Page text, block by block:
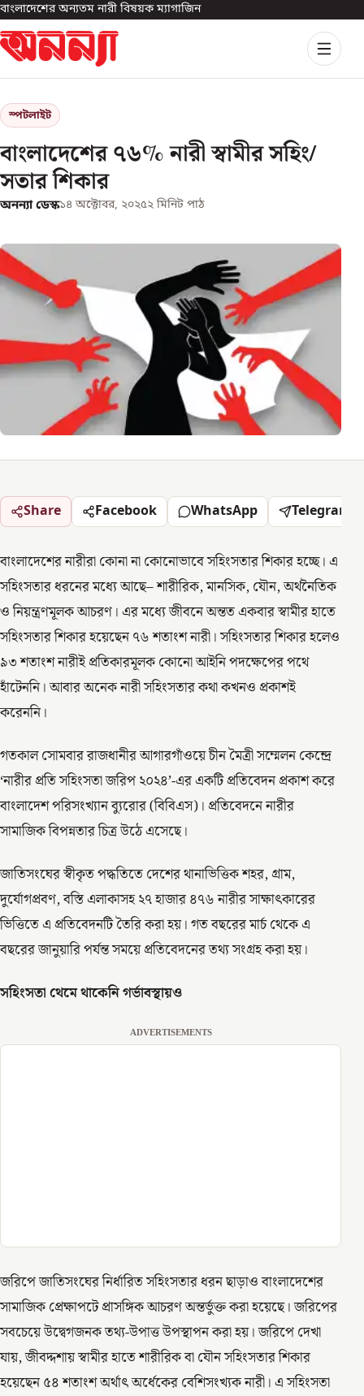
বাংলাদেশের অন্যতম নারী বিষয়ক ম্যাগাজিন
স্পটলাইট
বাংলাদেশের ৭৬% নারী স্বামীর সহিং/
সতার শিকার
অনন্যা ডেস্ক১৪ অক্টোবর, ২০২৫২ মিনিট পাঠ
Share Facebook WhatsApp Telegram
বাংলাদেশের নারীরা কোনা না কোনোভাবে সহিংসতার শিকার হচ্ছে। এ
সহিংসতার ধরনের মধ্যে আছে– শারীরিক, মানসিক, যৌন, অর্থনৈতিক
ও নিয়ন্ত্রণমূলক আচরণ। এর মধ্যে জীবনে অন্তত একবার স্বামীর হাতে
সহিংসতার শিকার হয়েছেন ৭৬ শতাংশ নারী। সহিংসতার শিকার হলেও
৯৩ শতাংশ নারীই প্রতিকারমূলক কোনো আইনি পদক্ষেপের পথে
হাঁটেননি। আবার অনেক নারী সহিংসতার কথা কখনও প্রকাশই
করেননি।
গতকাল সোমবার রাজধানীর আগারগাঁওয়ে চীন মৈত্রী সম্মেলন কেন্দ্রে
‘নারীর প্রতি সহিংসতা জরিপ ২০২৪’-এর একটি প্রতিবেদন প্রকাশ করে
বাংলাদেশ পরিসংখ্যান ব্যুরোর (বিবিএস)। প্রতিবেদনে নারীর
সামাজিক বিপন্নতার চিত্র উঠে এসেছে।
জাতিসংঘের স্বীকৃত পদ্ধতিতে দেশের থানাভিত্তিক শহর, গ্রাম,
দুর্যোগপ্রবণ, বস্তি এলাকাসহ ২৭ হাজার ৪৭৬ নারীর সাক্ষাৎকারের
ভিত্তিতে এ প্রতিবেদনটি তৈরি করা হয়। গত বছরের মার্চ থেকে এ
বছরের জানুয়ারি পর্যন্ত সময়ে প্রতিবেদনের তথ্য সংগ্রহ করা হয়।
সহিংসতা থেমে থাকেনি গর্ভাবস্থায়ও
ADVERTISEMENTS
জরিপে জাতিসংঘের নির্ধারিত সহিংসতার ধরন ছাড়াও বাংলাদেশের
সামাজিক প্রেক্ষাপটে প্রাসঙ্গিক আচরণ অন্তর্ভুক্ত করা হয়েছে। জরিপের
সবচেয়ে উদ্বেগজনক তথ্য-উপাত্ত উপস্থাপন করা হয়। জরিপে দেখা
যায়, জীবদ্দশায় স্বামীর হাতে শারীরিক বা যৌন সহিংসতার শিকার
হয়েছেন ৫৪ শতাংশ অর্থাৎ অর্ধেকের বেশিসংখ্যক নারী। এ সহিংসতা